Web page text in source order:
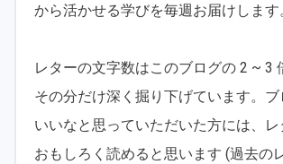
から活かせる学びを毎週お届けします
レターの文字数はこのブログの 2 ~ 3
その分だけ深く掘り下げています。
いいなと思っていただいた方には、レ
おもしろく読めると思います (過去の